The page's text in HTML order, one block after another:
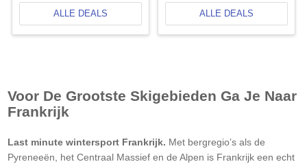
ALLE DEALS ALLE DEALS
Voor De Grootste Skigebieden Ga Je Naar
Frankrijk
Last minute wintersport Frankrijk. Met bergregio’s als de
Pyreneeën, het Centraal Massief en de Alpen is Frankrijk een echt